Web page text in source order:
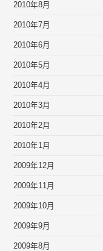
2010年8月
2010年7月
2010年6月
2010年5月
2010年4月
2010年3月
2010年2月
2010年1月
2009年12月
2009年11月
2009年10月
2009年9月
2009年8月